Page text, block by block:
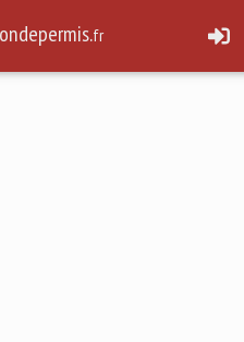
fr